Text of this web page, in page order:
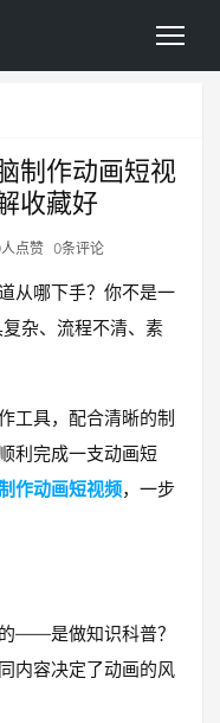
制作动画短视
收藏好
点赞 0条评论
从哪下手？你不是一
杂、流程不清、素
工具，配合清晰的制
利完成一支动画短
作动画短视频，一步
——是做知识科普？
内容决定了动画的风